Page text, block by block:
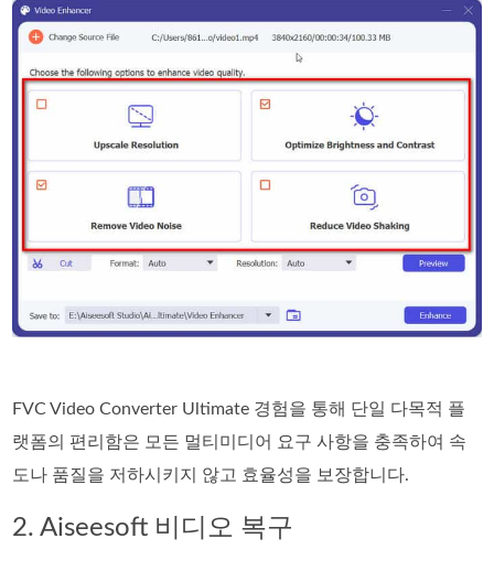
FVC Video Converter Ultimate 경험을 통해 단일 다목적 플
랫폼의 편리함은 모든 멀티미디어 요구 사항을 충족하여 속
도나 품질을 저하시키지 않고 효율성을 보장합니다.
2. Aiseesoft 비디오 복구